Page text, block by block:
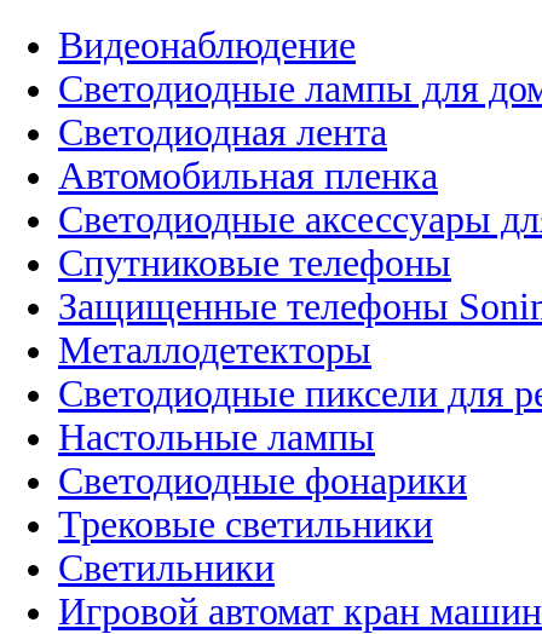
Видеонаблюдение
Светодиодные лампы для
Светодиодная лента
Автомобильная пленка
Светодиодные аксессуары
Спутниковые телефоны
Защищенные телефоны
Металлодетекторы
Светодиодные пиксели для
Настольные лампы
Светодиодные фонарики
Трековые светильники
Светильники
Игровой автомат кран